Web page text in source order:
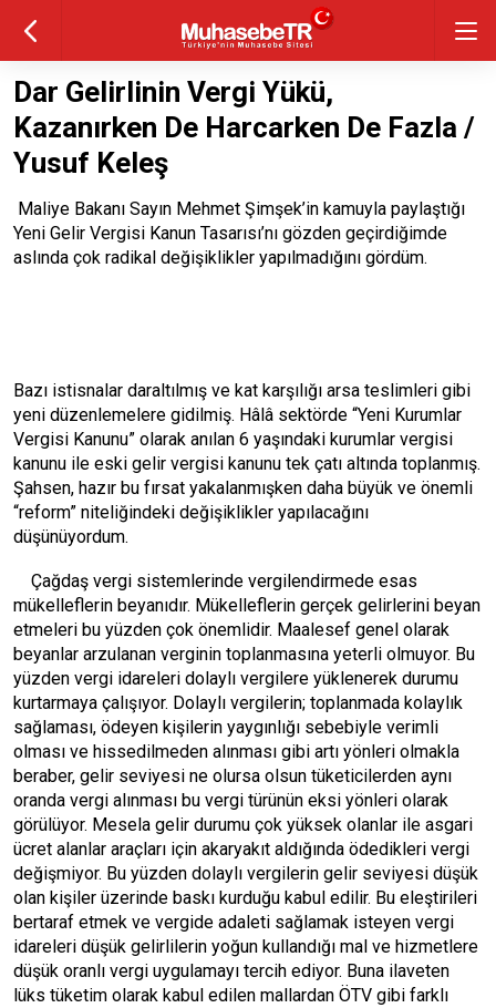
Dar Gelirlinin Vergi Yükü,
Kazanırken De Harcarken De Fazla /
Yusuf Keleş
Maliye Bakanı Sayın Mehmet Şimşek’in kamuyla paylaştığı
Yeni Gelir Vergisi Kanun Tasarısı’nı gözden geçirdiğimde
aslında çok radikal değişiklikler yapılmadığını gördüm.
Bazı istisnalar daraltılmış ve kat karşılığı arsa teslimleri gibi
yeni düzenlemelere gidilmiş. Hâlâ sektörde “Yeni Kurumlar
Vergisi Kanunu” olarak anılan 6 yaşındaki kurumlar vergisi
kanunu ile eski gelir vergisi kanunu tek çatı altında toplanmış.
Şahsen, hazır bu fırsat yakalanmışken daha büyük ve önemli
“reform” niteliğindeki değişiklikler yapılacağını
düşünüyordum.
Çağdaş vergi sistemlerinde vergilendirmede esas
mükelleflerin beyanıdır. Mükelleflerin gerçek gelirlerini beyan
etmeleri bu yüzden çok önemlidir. Maalesef genel olarak
beyanlar arzulanan verginin toplanmasına yeterli olmuyor. Bu
yüzden vergi idareleri dolaylı vergilere yüklenerek durumu
kurtarmaya çalışıyor. Dolaylı vergilerin; toplanmada kolaylık
sağlaması, ödeyen kişilerin yaygınlığı sebebiyle verimli
olması ve hissedilmeden alınması gibi artı yönleri olmakla
beraber, gelir seviyesi ne olursa olsun tüketicilerden aynı
oranda vergi alınması bu vergi türünün eksi yönleri olarak
görülüyor. Mesela gelir durumu çok yüksek olanlar ile asgari
ücret alanlar araçları için akaryakıt aldığında ödedikleri vergi
değişmiyor. Bu yüzden dolaylı vergilerin gelir seviyesi düşük
olan kişiler üzerinde baskı kurduğu kabul edilir. Bu eleştirileri
bertaraf etmek ve vergide adaleti sağlamak isteyen vergi
idareleri düşük gelirlilerin yoğun kullandığı mal ve hizmetlere
düşük oranlı vergi uygulamayı tercih ediyor. Buna ilaveten
lüks tüketim olarak kabul edilen mallardan ÖTV gibi farklı